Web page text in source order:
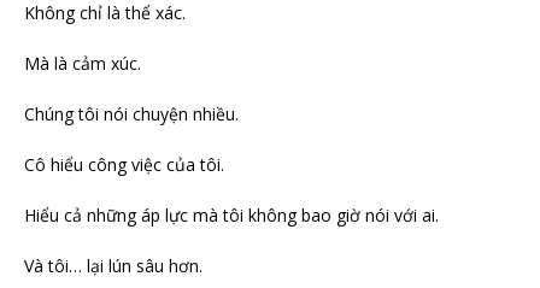
Không chỉ là thể xác.
Mà là cảm xúc.
Chúng tôi nói chuyện nhiều.
Cô hiểu công việc của tôi.
Hiểu cả những áp lực mà tôi không bao giờ nói với ai.
Và tôi… lại lún sâu hơn.